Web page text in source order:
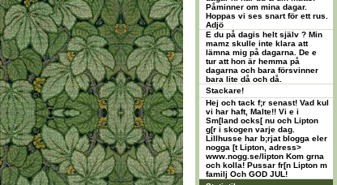
Påminner om mina dagar.
Hoppas vi ses snart för ett rus.
Adjö
E du på dagis helt själv ? Min
mamz skulle inte klara att
lämna mig på dagarna. De e
tur att hon är hemma på
dagarna och bara försvinner
bara lite då och då.
Stackare!
Hej och tack f;r senast! Vad kul
vi har haft, Malte!! Vi e i
Sm[land ocks[ nu och Lipton
g[r i skogen varje dag.
Lillhusse har b;rjat blogga eler
nogga [t Lipton, adress>
www.nogg.se/lipton Kom grna
och kolla! Pussar fr[n Lipton m
familj Och GOD JUL!